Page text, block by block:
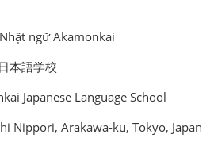
ngữ Akamonkai
本語学校
Japanese Language School
Nippori, Arakawa-ku, Tokyo, Japan